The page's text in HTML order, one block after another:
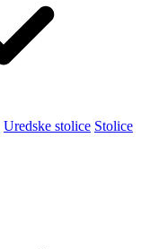
Uredske stolice Stolice